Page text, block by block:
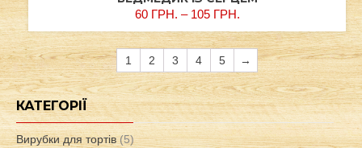
60 ГРН. – 105 ГРН.
1 2 3 4 5 →
КАТЕГОРІЇ
Вирубки для тортів (5)